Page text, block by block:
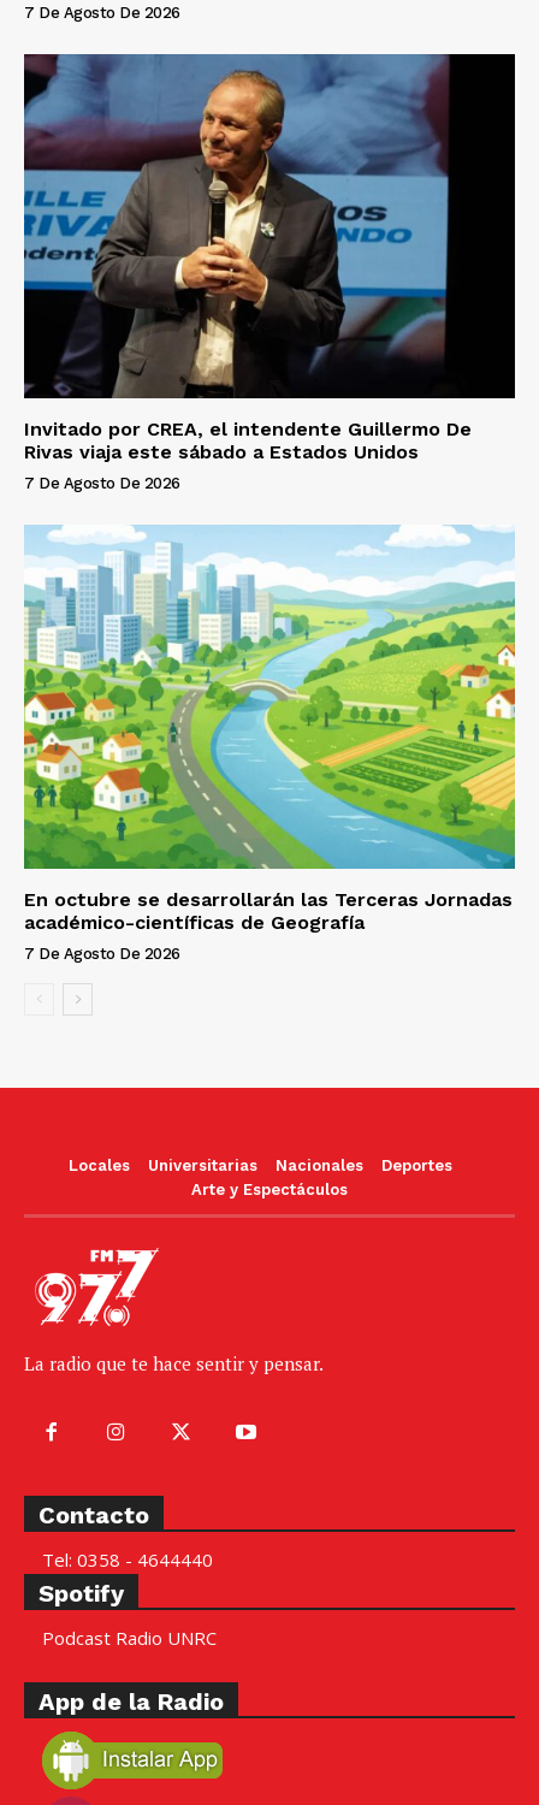
7 De Agosto De 2026
Invitado por CREA, el intendente Guillermo De
Rivas viaja este sábado a Estados Unidos
7 De Agosto De 2026
En octubre se desarrollarán las Terceras Jornadas
académico-científicas de Geografía
7 De Agosto De 2026
Locales Universitarias Nacionales
Deportes
Arte y Espectáculos
La radio que te hace sentir y pensar.
Contacto
Tel: 0358 - 4644440
Spotify
Podcast Radio UNRC
App de la Radio